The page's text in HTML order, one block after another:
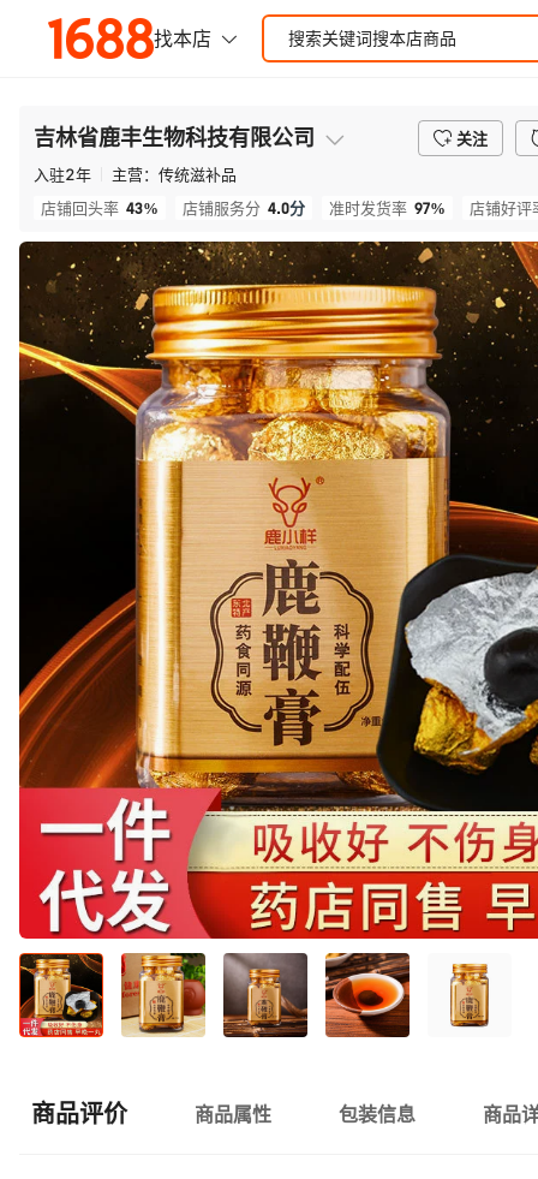
吉林省鹿丰生物科技有限公司
关注
入驻2年 主营： 传统滋补品
店铺回头率 43% 店铺服务分 4.0分 准时发货率 97% 店铺好评
商品评价 商品属性 包装信息 商品